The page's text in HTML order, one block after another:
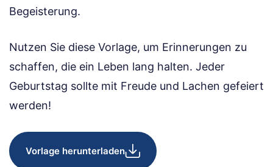
Begeisterung.
Nutzen Sie diese Vorlage, um Erinnerungen zu
schaffen, die ein Leben lang halten. Jeder
Geburtstag sollte mit Freude und Lachen gefeiert
werden!
Vorlage herunterladen